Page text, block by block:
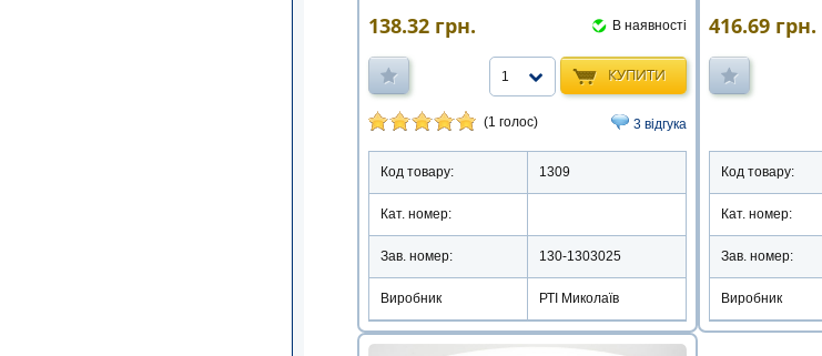
138.32 грн. В наявності
КУПИТИ
1
(1 голос) 3 відгука
Код товару: 1309
Кат. номер:
Зав. номер: 130-1303025
Виробник РТІ Миколаїв
416.69 грн.
Код товару:
Кат. номер:
Зав. номер:
Виробник